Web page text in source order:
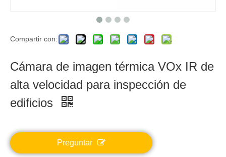
Compartir con:
Cámara de imagen térmica VOx IR de
alta velocidad para inspección de
edificios
Preguntar